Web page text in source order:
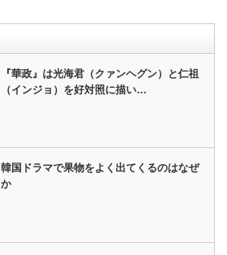
『華政』は光海君（クァンヘグン）と仁祖
（インジョ）を好対照に描い…
韓国ドラマで果物をよく出てくるのはなぜ
か